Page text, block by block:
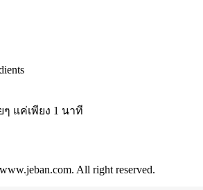
ๆ แค่เพียง 1 นาที
www.jeban.com. All right reserved.